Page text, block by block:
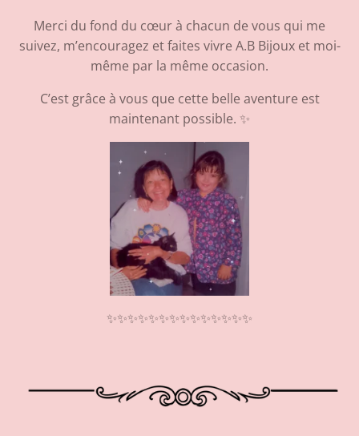
Merci du fond du cœur à chacun de vous qui me
suivez, m’encouragez et faites vivre A.B Bijoux et moi-
même par la même occasion.
C’est grâce à vous que cette belle aventure est
maintenant possible. ✨
✨✨✨✨✨✨✨✨✨✨✨✨✨✨